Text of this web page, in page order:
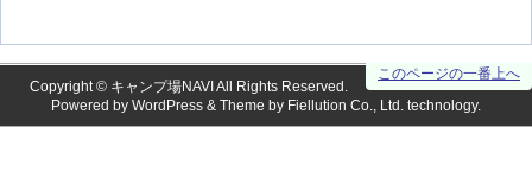
このページの一番上へ
Copyright © キャンプ場NAVI All Rights Reserved.
Powered by WordPress & Theme by Fiellution Co., Ltd. technology.